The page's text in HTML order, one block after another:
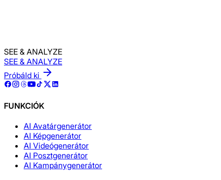
SEE & ANALYZE
SEE & ANALYZE
Próbáld ki
FUNKCIÓK
AI Avatárgenerátor
AI Képgenerátor
AI Videógenerátor
AI Posztgenerátor
AI Kampánygenerátor